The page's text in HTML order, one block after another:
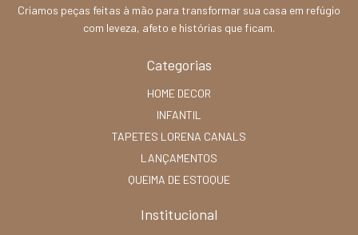
Criamos peças feitas à mão para transformar sua casa em refúgio
com leveza, afeto e histórias que ficam.
Categorias
HOME DECOR
INFANTIL
TAPETES LORENA CANALS
LANÇAMENTOS
QUEIMA DE ESTOQUE
Institucional